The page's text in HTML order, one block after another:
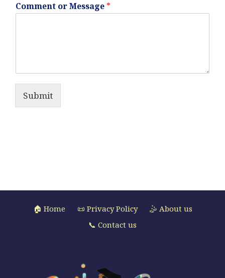
Comment or Message *
Submit
🏠 Home 📜 Privacy Policy
🤹 About us
📞 Contact us